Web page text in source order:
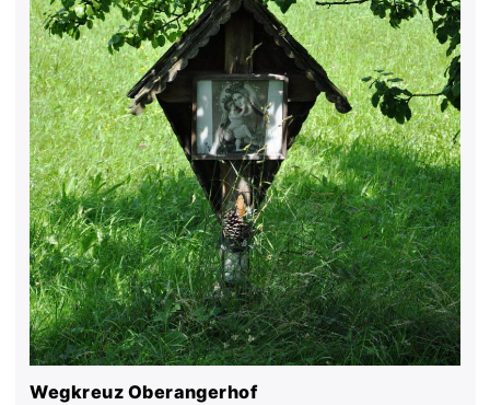
Wegkreuz Oberangerhof